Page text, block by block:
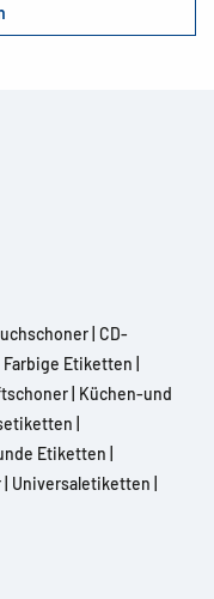
CD-
Farbige Etiketten
Küchen-und
Etiketten
Universaletiketten